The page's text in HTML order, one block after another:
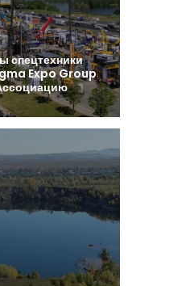
спецтехники
ExpoGroup